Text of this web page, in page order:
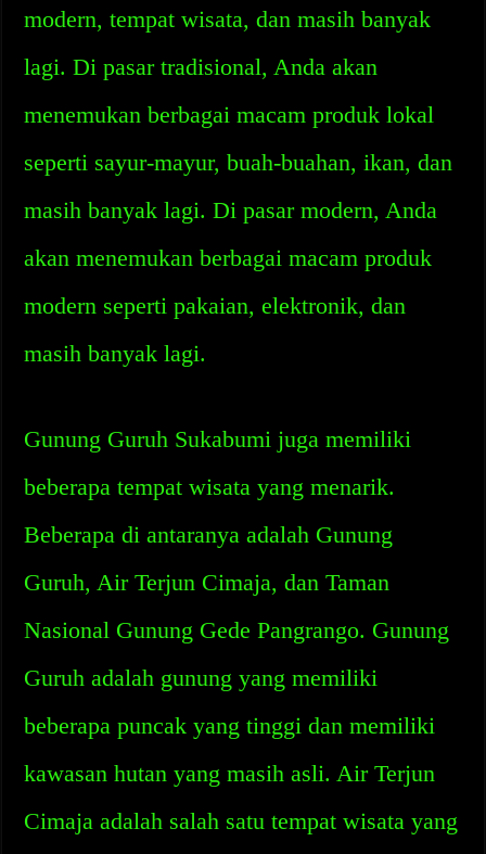
modern, tempat wisata, dan masih banyak
lagi. Di pasar tradisional, Anda akan
menemukan berbagai macam produk lokal
seperti sayur-mayur, buah-buahan, ikan, dan
masih banyak lagi. Di pasar modern, Anda
akan menemukan berbagai macam produk
modern seperti pakaian, elektronik, dan
masih banyak lagi.
Gunung Guruh Sukabumi juga memiliki
beberapa tempat wisata yang menarik.
Beberapa di antaranya adalah Gunung
Guruh, Air Terjun Cimaja, dan Taman
Nasional Gunung Gede Pangrango. Gunung
Guruh adalah gunung yang memiliki
beberapa puncak yang tinggi dan memiliki
kawasan hutan yang masih asli. Air Terjun
Cimaja adalah salah satu tempat wisata yang